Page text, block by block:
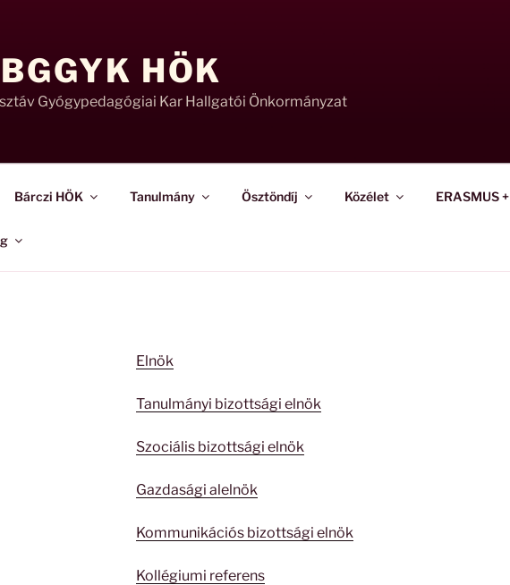
HÖK
Gyógypedagógiai Kar Hallgatói Önkormányzat
Bárczi HÖK Tanulmány Ösztöndíj Közélet ERASMUS +
Elnök
Tanulmányi bizottsági elnök
Szociális bizottsági elnök
Gazdasági alelnök
Kommunikációs bizottsági elnök
Kollégiumi referens